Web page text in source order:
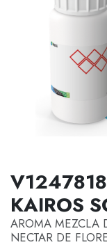
KAIROS
AROMA MEZCLA
NECTAR DE